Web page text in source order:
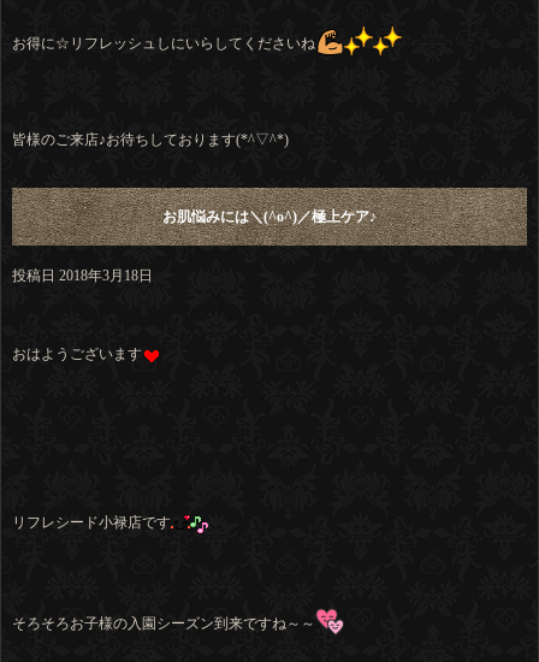
お得に☆リフレッシュしにいらしてくださいね
皆様のご来店♪お待ちしております(*^▽^*)
お肌悩みには＼(^o^)／極上ケア♪
投稿日 2018年3月18日
おはようございます
リフレシード小禄店です
そろそろお子様の入園シーズン到来ですね～～